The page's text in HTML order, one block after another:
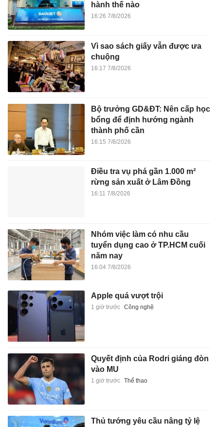
hành thế nào
16:26 7/8/2026
Vì sao sách giấy vẫn được ưa
chuộng
16:17 7/8/2026
Bộ trưởng GD&ĐT: Nên cấp học
bổng để định hướng ngành
thành phố cần
16:15 7/8/2026
Điều tra vụ phá gần 1.000 m²
rừng sản xuất ở Lâm Đồng
16:11 7/8/2026
Nhóm việc làm có nhu cầu
tuyển dụng cao ở TP.HCM cuối
năm nay
16:04 7/8/2026
Apple quá vượt trội
1 giờ trước Công nghệ
Quyết định của Rodri giáng đòn
vào MU
1 giờ trước Thể thao
Thủ tướng yêu cầu nâng tỷ lệ